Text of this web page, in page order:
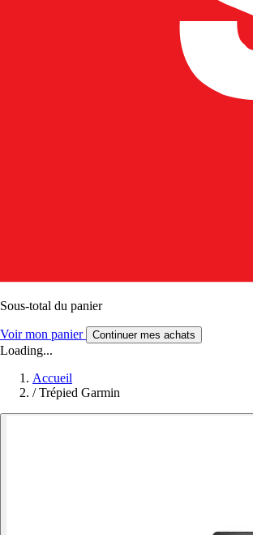
Sous-total du panier
Voir mon panier Continuer mes achats
Loading...
Accueil
/ Trépied Garmin